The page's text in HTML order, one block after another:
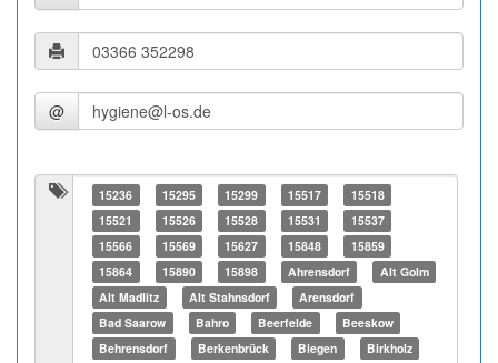
@
15236 15295 15299 15517
15518
15521
15526 15528 15531
15537
15566
15569 15627 15848
15859
15864
15890 15898 Ahrensdorf
Alt Golm
Alt Madlitz
Alt Stahnsdorf
Arensdorf
Bad Saarow
Bahro Beerfelde
Beeskow
Behrensdorf
Berkenbrück Biegen Birkholz